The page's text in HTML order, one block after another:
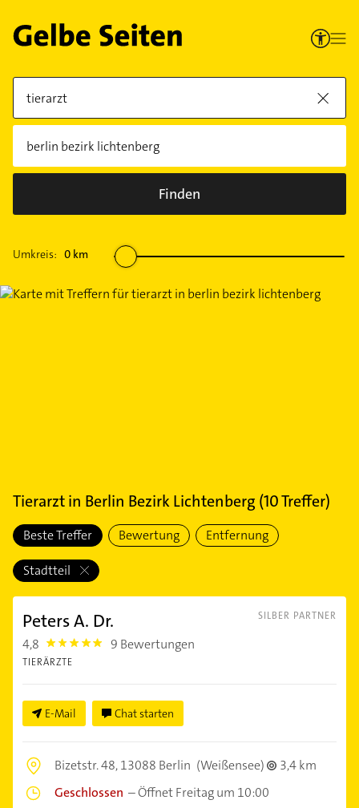
Finden
Umkreis: 0 km
Tierarztin Berlin Bezirk Lichtenberg (10Treffer)
Beste Treffer Bewertung Entfernung
Stadtteil
SILBER PARTNER
Peters A. Dr.
4,8 4.8 9 Bewertungen
TIERÄRZTE
E-Mail Chat starten
Bizetstr. 48,13088 Berlin (Weißensee)
3,4 km
Geschlossen –Öffnet Freitag um 10:00